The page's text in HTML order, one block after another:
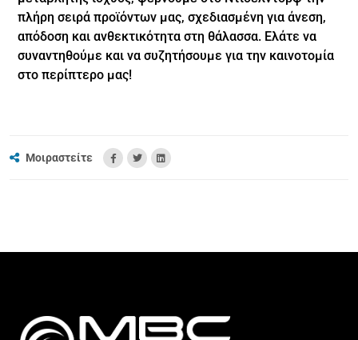
πλήρη σειρά προϊόντων μας, σχεδιασμένη για άνεση,
απόδοση και ανθεκτικότητα στη θάλασσα. Ελάτε να
συναντηθούμε και να συζητήσουμε για την καινοτομία
στο περίπτερο μας!
Μοιραστείτε